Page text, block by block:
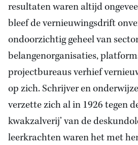
resultaten waren altijd
bleef de vernieuwingsdrift
ondoorzichtig geheel van
belangenorganisaties,
projectbureaus verhief
op zich. Schrijver en
verzette zich al in 1926 tegen
kwakzalverij’ van de
leerkrachten waren het met